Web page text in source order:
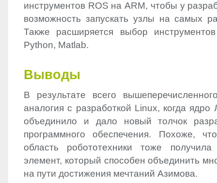
инструментов ROS наARM, чтобы у
возможность запускать узлы на самых
Также расширяется выбор
Python, Matlab.
Выводы
В результате всего
аналогия с разработкой Linux, когда ядро
объединило и дало новый толчок
программного обеспечения. Похоже,
область робототехники тоже
элемент, который способен объединить
на пути достижения мечтаний Азимова.